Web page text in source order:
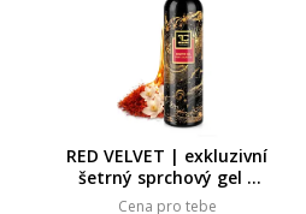
RED VELVET | exkluzivní
šetrný sprchový gel s
glycerinem & Aloe vera
Cena pro tebe